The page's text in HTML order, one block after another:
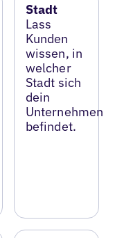
Stadt
Lass
Kunden
wissen, in
welcher
Stadt sich
dein
Unternehmen
befindet.